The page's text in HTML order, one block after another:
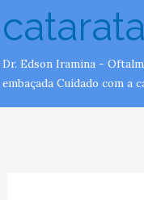
catarata
Dr. Edson Iramina -
embaçada Cuidado com a